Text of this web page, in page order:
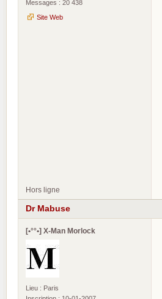
Messages : 20 438
Site Web
Hors ligne
Dr Mabuse
[•°°•] X-Man Morlock
Lieu : Paris